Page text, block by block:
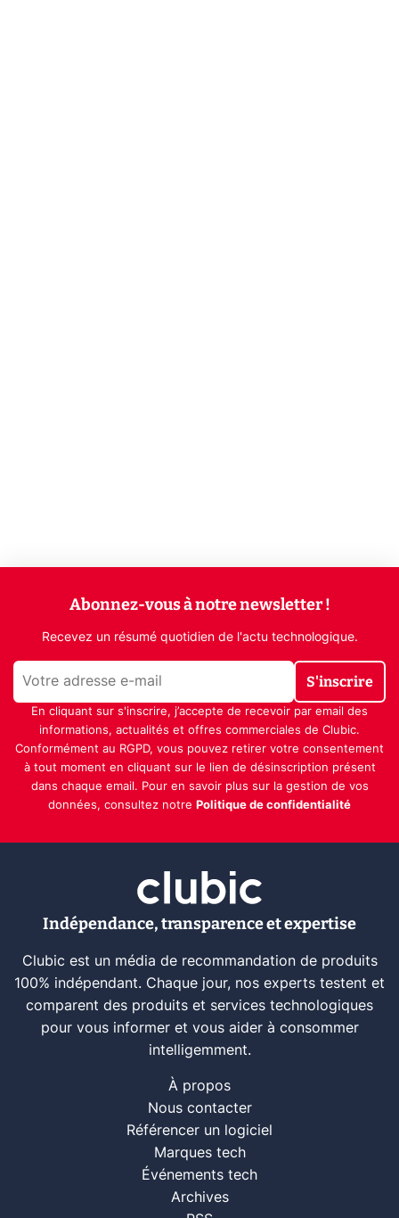
Abonnez-vous à notre newsletter !
Recevez un résumé quotidien de l'actu technologique.
S'inscrire
En cliquant sur s'inscrire, j’accepte de recevoir par email des
informations, actualités et offres commerciales de Clubic.
Conformément au RGPD, vous pouvez retirer votre consentement
à tout moment en cliquant sur le lien de désinscription présent
dans chaque email. Pour en savoir plus sur la gestion de vos
données, consultez notre Politique de confidentialité
Indépendance, transparence et expertise
Clubic est un média de recommandation de produits
100% indépendant. Chaque jour, nos experts testent et
comparent des produits et services technologiques
pour vous informer et vous aider à consommer
intelligemment.
À propos
Nous contacter
Référencer un logiciel
Marques tech
Événements tech
Archives